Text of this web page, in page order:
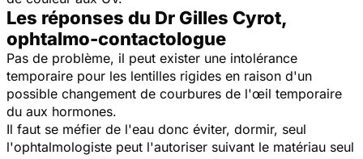
Les réponses du Dr Gilles Cyrot,
ophtalmo-contactologue
Pas de problème, il peut exister une intolérance
temporaire pour les lentilles rigides en raison d'un
possible changement de courbures de l'œil temporaire
du aux hormones.
Il faut se méfier de l'eau donc éviter, dormir, seul
l'ophtalmologiste peut l'autoriser suivant le matériau seul